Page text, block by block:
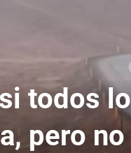
todos
pero